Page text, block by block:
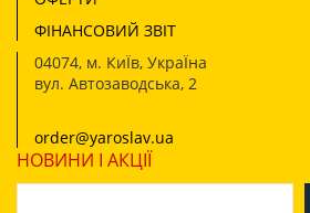
ФІНАНСОВИЙ ЗВІТ
04074, м. КиЇв, УкраЇна
вул. Автозаводська, 2
order@yaroslav.ua
НОВИНИ І АКЦІЇ